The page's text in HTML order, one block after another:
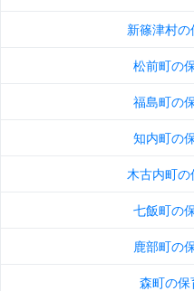
新篠津村
松前町の
福島町の
知内町の
木古内町
七飯町の
鹿部町の
森町の保